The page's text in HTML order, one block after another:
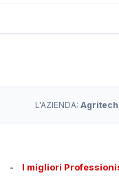
L'AZIENDA: Agritech
- I migliori